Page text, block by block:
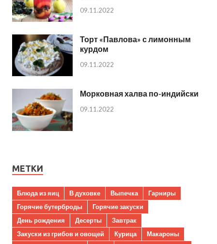
09.11.2022
Торт «Павлова» с лимонным
курдом
09.11.2022
Морковная халва по-индийски
09.11.2022
МЕТКИ
Блюда из яиц В духовке Выпечка
Гарниры
Горячие бутерброды
Горячие закуски
День рождения
Десерты
Завтрак
Закуски из грибов и овощей
Курица
Макароны